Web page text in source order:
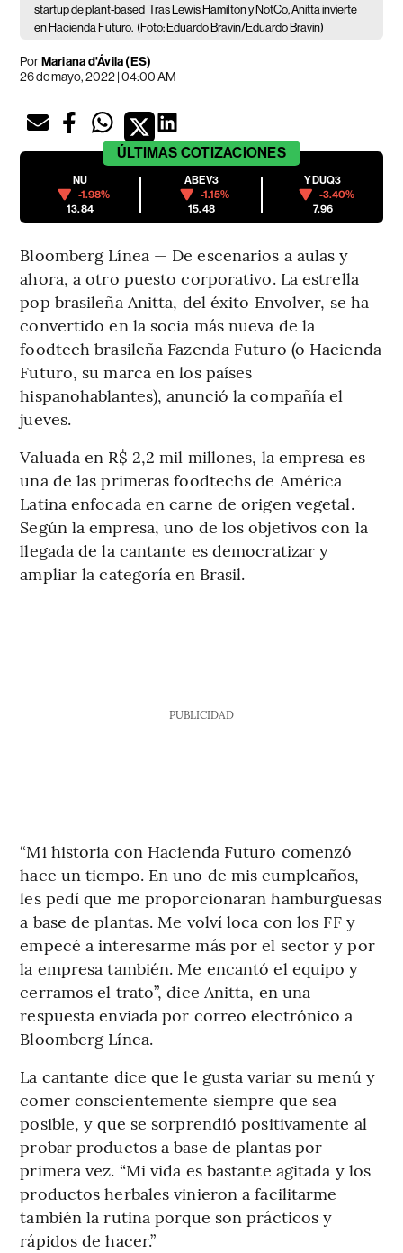
startup de plant-based Tras Lewis Hamilton y NotCo, Anitta invierte
en Hacienda Futuro. (Foto: Eduardo Bravin/Eduardo Bravin)
PorMariana d'Ávila (ES)
26 de mayo, 2022 | 04:00 AM
ÚLTIMAS COTIZACIONES
NU
-1.98%
13.84
ABEV3
-1.15%
15.48
YDUQ3
-3.40%
7.96
Bloomberg Línea — De escenarios a aulas y
ahora, a otro puesto corporativo. La estrella
pop brasileña Anitta, del éxito Envolver, se ha
convertido en la socia más nueva de la
foodtech brasileña Fazenda Futuro (o Hacienda
Futuro, su marca en los países
hispanohablantes), anunció la compañía el
jueves.
Valuada en R$ 2,2 mil millones, la empresa es
una de las primeras foodtechs de América
Latina enfocada en carne de origen vegetal.
Según la empresa, uno de los objetivos con la
llegada de la cantante es democratizar y
ampliar la categoría en Brasil.
PUBLICIDAD
“Mi historia con Hacienda Futuro comenzó
hace un tiempo. En uno de mis cumpleaños,
les pedí que me proporcionaran hamburguesas
a base de plantas. Me volví loca con los FF y
empecé a interesarme más por el sector y por
la empresa también. Me encantó el equipo y
cerramos el trato”, dice Anitta, en una
respuesta enviada por correo electrónico a
Bloomberg Línea.
La cantante dice que le gusta variar su menú y
comer conscientemente siempre que sea
posible, y que se sorprendió positivamente al
probar productos a base de plantas por
primera vez. “Mi vida es bastante agitada y los
productos herbales vinieron a facilitarme
también la rutina porque son prácticos y
rápidos de hacer.”